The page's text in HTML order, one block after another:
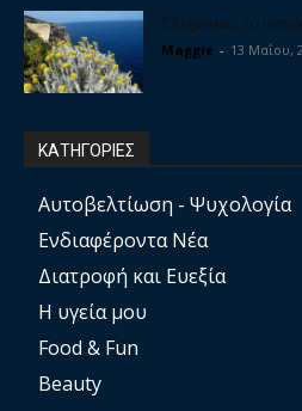
Ελίχρυσος, το
Maggie - 13 Μαΐου,
ΚΑΤΗΓΟΡΙΕΣ
Αυτοβελτίωση - Ψυχολογία
Ενδιαφέροντα Νέα
Διατροφή και Ευεξία
Η υγεία μου
Food & Fun
Beauty